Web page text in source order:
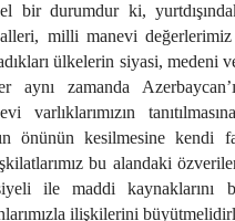
bir durumdur ki,
milli manevi
ülkelerin siyasi, medeni
aynı zamanda
varlıklarımızın
önünün kesilmesine kendi
bu alandaki
ile maddi kaynaklarını
ilişkilerini